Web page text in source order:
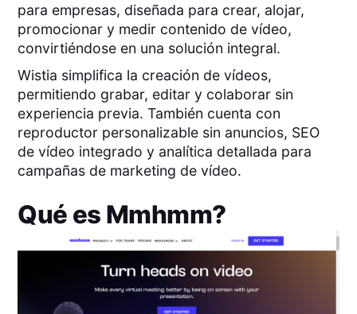
para empresas, diseñada para crear, alojar,
promocionar y medir contenido de vídeo,
convirtiéndose en una solución integral.
Wistia simplifica la creación de vídeos,
permitiendo grabar, editar y colaborar sin
experiencia previa. También cuenta con
reproductor personalizable sin anuncios, SEO
de vídeo integrado y analítica detallada para
campañas de marketing de vídeo.
Qué es Mmhmm?